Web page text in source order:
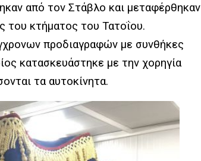
από τον Στάβλο και μεταφέρθηκαν
του κτήματος του Τατοΐου.
προδιαγραφών με συνθήκες
κατασκευάστηκε με την χορηγία
τα αυτοκίνητα.